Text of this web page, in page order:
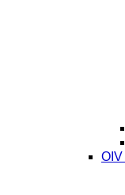
OIV